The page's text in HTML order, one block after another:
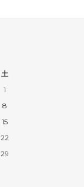
土
1
8
15
22
29